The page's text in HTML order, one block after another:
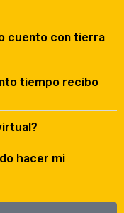
cuento con tierra
tiempo recibo
hacer mi